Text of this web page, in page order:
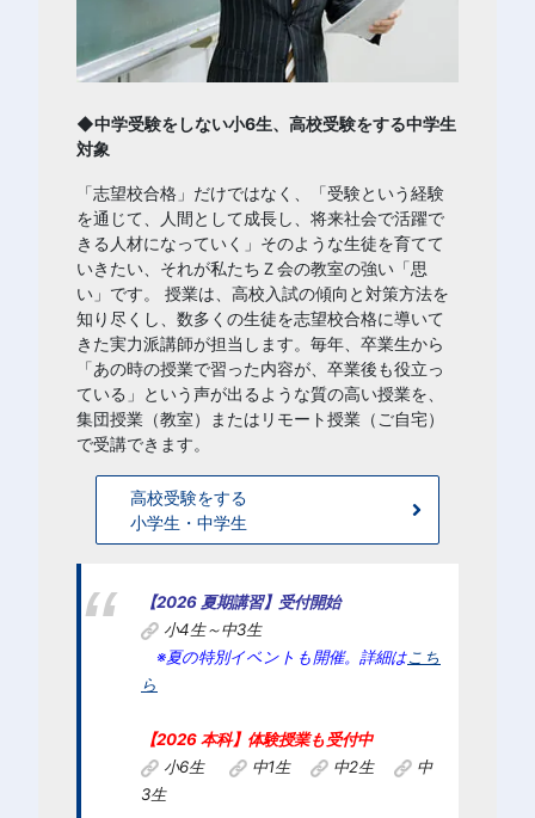
◆中学受験をしない小6生、高校受験をする中学生
対象
「志望校合格」だけではなく、「受験という経験
を通じて、人間として成長し、将来社会で活躍で
きる人材になっていく」そのような生徒を育てて
いきたい、それが私たちＺ会の教室の強い「思
い」です。 授業は、高校入試の傾向と対策方法を
知り尽くし、数多くの生徒を志望校合格に導いて
きた実力派講師が担当します。毎年、卒業生から
「あの時の授業で習った内容が、卒業後も役立っ
ている」という声が出るような質の高い授業を、
集団授業（教室）またはリモート授業（ご自宅）
で受講できます。
高校受験をする
小学生・中学生
【2026 夏期講習】受付開始
小4生～中3生
※夏の特別イベントも開催。詳細はこち
ら
【2026本科】体験授業も受付中
小6生
中1生 中2生
中
3生